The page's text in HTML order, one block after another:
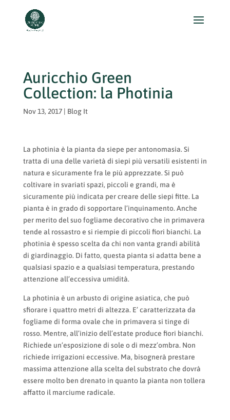
Auricchio Green
Collection: la Photinia
Nov 13, 2017| Blog It
La photinia è la pianta da siepe per antonomasia. Si
tratta di una delle varietà di siepi più versatili esistenti in
natura e sicuramente fra le più apprezzate. Si può
coltivare in svariati spazi, piccoli e grandi, ma è
sicuramente più indicata per creare delle siepi fitte. La
pianta è in grado di sopportare l’inquinamento. Anche
per merito del suo fogliame decorativo che in primavera
tende al rossastro e si riempie di piccoli fiori bianchi. La
photinia è spesso scelta da chi non vanta grandi abilità
di giardinaggio. Di fatto, questa pianta si adatta bene a
qualsiasi spazio e a qualsiasi temperatura, prestando
attenzione all’eccessiva umidità.
La photinia è un arbusto di origine asiatica, che può
sfiorare i quattro metri di altezza. E’ caratterizzata da
fogliame di forma ovale che in primavera si tinge di
rosso. Mentre, all’inizio dell’estate produce fiori bianchi.
Richiede un’esposizione di sole o di mezz’ombra. Non
richiede irrigazioni eccessive. Ma, bisognerà prestare
massima attenzione alla scelta del substrato che dovrà
essere molto ben drenato in quanto la pianta non tollera
affatto il marciume radicale.